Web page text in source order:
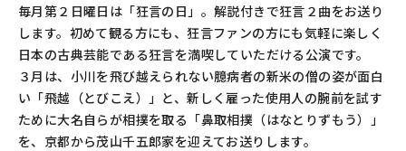
毎月第２日曜日は「狂言の日」。解説付きで狂言２曲をお送り
します。初めて観る方にも、狂言ファンの方にも気軽に楽しく
日本の古典芸能である狂言を満喫していただける公演です。
３月は、小川を飛び越えられない臆病者の新米の僧の姿が面白
い「飛越（とびこえ）」と、新しく雇った使用人の腕前を試す
ために大名自らが相撲を取る「鼻取相撲（はなとりずもう）」
を、京都から茂山千五郎家を迎えてお送りします。